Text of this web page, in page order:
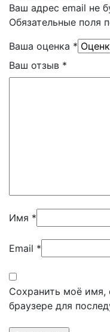
Ваш адрес email не
Обязательные поля
Ваша оценка *
Ваш отзыв *
Имя *
Email *
Сохранить моё имя,
браузере для